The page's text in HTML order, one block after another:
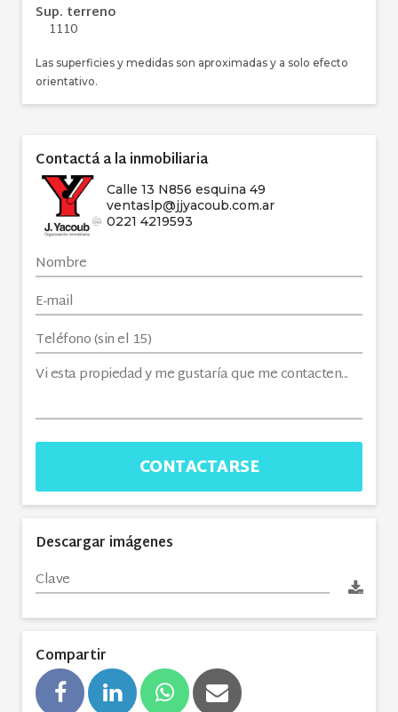
Sup. terreno
1110
Las superficies y medidas son aproximadas y a solo efecto
orientativo.
Contactá a la inmobiliaria
Calle 13 N856 esquina 49
ventaslp@jjyacoub.com.ar
0221 4219593
CONTACTARSE
Descargar imágenes
Compartir